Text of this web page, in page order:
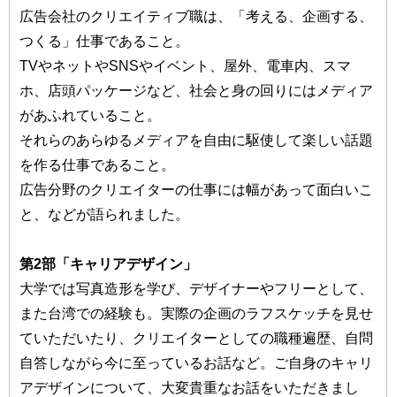
広告会社のクリエイティブ職は、「考える、企画する、
つくる」仕事であること。
TVやネットやSNSやイベント、屋外、電車内、スマ
ホ、店頭パッケージなど、社会と身の回りにはメディア
があふれていること。
それらのあらゆるメディアを自由に駆使して楽しい話題
を作る仕事であること。
広告分野のクリエイターの仕事には幅があって面白いこ
と、などが語られました。
第2部「キャリアデザイン」
大学では写真造形を学び、デザイナーやフリーとして、
また台湾での経験も。実際の企画のラフスケッチを見せ
ていただいたり、クリエイターとしての職種遍歴、自問
自答しながら今に至っているお話など。ご自身のキャリ
アデザインについて、大変貴重なお話をいただきまし